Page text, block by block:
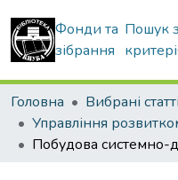
Фонди та
зібрання
Пошук
Головна